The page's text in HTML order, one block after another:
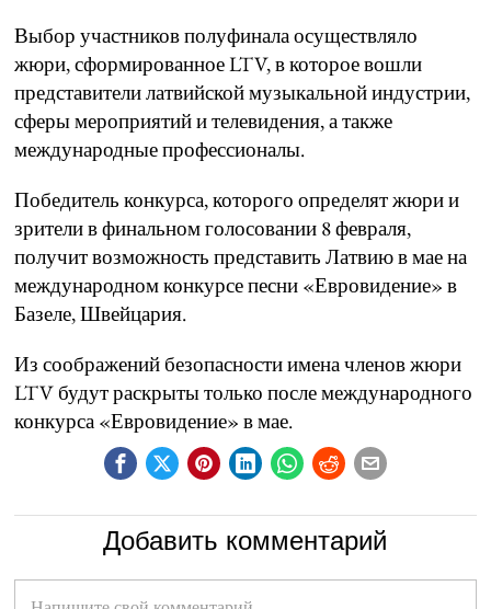
Выбор участников полуфинала осуществляло
жюри, сформированное LTV, в которое вошли
представители латвийской музыкальной индустрии,
сферы мероприятий и телевидения, а также
международные профессионалы.
Победитель конкурса, которого определят жюри и
зрители в финальном голосовании 8 февраля,
получит возможность представить Латвию в мае на
международном конкурсе песни «Евровидение» в
Базеле, Швейцария.
Из соображений безопасности имена членов жюри
LTV будут раскрыты только после международного
конкурса «Евровидение» в мае.
Добавить комментарий